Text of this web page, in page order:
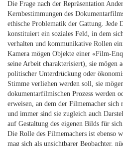
Die Frage nach der Repräsentation
Kernbestimmungen des
ethische Problematik der Gattung.
konstituiert ein soziales Feld, in dem
verhalten und kommunikative Rollen
Kamera mögen Objekte einer «Film-
seine Arbeit charakterisiert), sie mögen
politischer Unterdrückung oder
Stimme verliehen werden soll, sie
dokumentarfilmischen Prozess werden
erweisen, an dem der Filmemacher sich
und immer sind sie zugleich auch
auf Gestaltung des eigenen Bilds für
Die Rolle des Filmemachers ist ebenso
mag sich als unsichtbarer Beobachter,